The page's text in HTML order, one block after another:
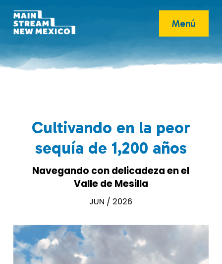
Menú
Cultivando en la peor
sequía de 1,200 años
Navegando con delicadeza en el
Valle de Mesilla
JUN / 2026